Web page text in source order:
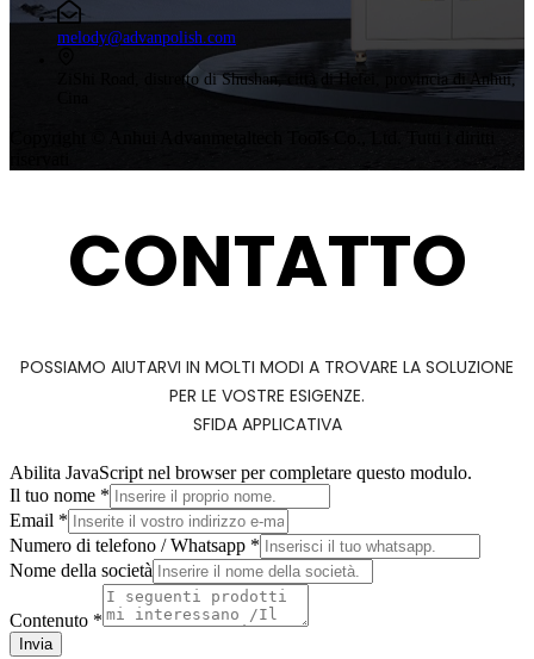
melody@advanpolish.com
ZiShi Road, distretto di Shushan, città di Hefei, provincia di Anhui,
CONTATTO
POSSIAMO AIUTARVI IN MOLTI MODI A TROVARE LA SOLUZIONE
PER LE VOSTRE ESIGENZE.
SFIDA APPLICATIVA
Abilita JavaScript nel browser per completare questo modulo.
Nome
Numero
di
contenuto
Il tuo nome *
Email *
Numero di telefono / Whatsapp *
Nome della società
Contenuto *
Invia